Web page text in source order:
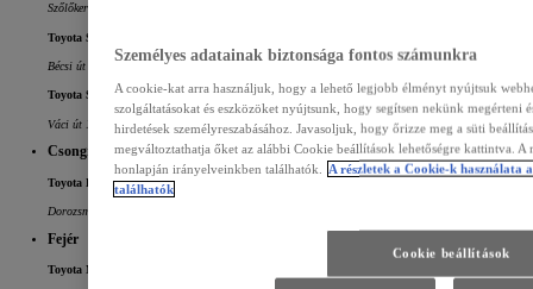
Szőlőkert u. 1. Budapest
Toyota Sakura Hibrid Központ (Budapest III. ker.)
Bécsi út 178. Budapest
Toyota Schiller (Budapest IV. ker.)
Váci út 119./C Budapest
Csongrád
Toyota Kovács Autóház (Szeged)
Dorozsmai út 9. Szeged
Fejér
Toyota Mayer (Székesfehérvár)
Személyes adatainak biztonsága fontos számunkra
A cookie-kat arra használjuk, hogy a lehető legjobb élményt nyújtsuk
szolgáltatásokat és eszközöket nyújtsunk, hogy segítsen nekünk megérteni
hirdetések személyreszabásához. Javasoljuk, hogy őrizze meg a süti
megváltoztathatja őket az alábbi Cookie beállítások lehetőségre kattintva. A
honlapján irányelveinkben találhatók.
A részletek a Cookie-k használata
találhatók
Cookie beállítások